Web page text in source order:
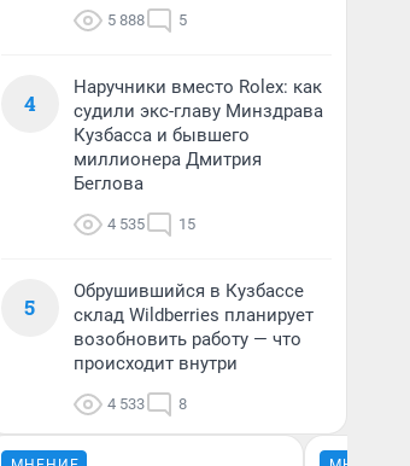
5 888 5
4
Наручники вместо Rolex: как
судили экс-главу Минздрава
Кузбасса и бывшего
миллионера Дмитрия
Беглова
4 535 15
5
Обрушившийся в Кузбассе
склад Wildberries планирует
возобновить работу — что
происходит внутри
4 533 8